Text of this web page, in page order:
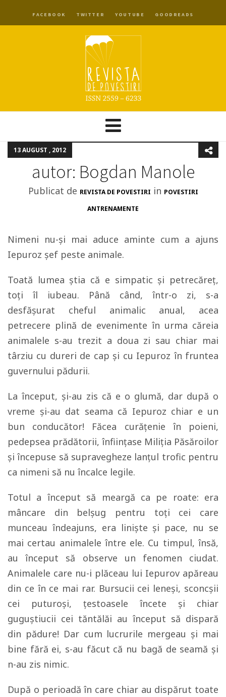
FACEBOOK TWITTER YOUTUBE GOODREADS
13 AUGUST , 2012
autor: Bogdan Manole
Publicat de REVISTA DE POVESTIRI in POVESTIRI
ANTRENAMENTE
Nimeni nu-și mai aduce aminte cum a ajuns
Iepuroz șef peste animale.
Toată lumea știa că e simpatic și petrecăreț,
toți îl iubeau. Până când, într-o zi, s-a
desfăşurat cheful animalic anual, acea
petrecere plină de evenimente în urma căreia
animalele s-au trezit a doua zi sau chiar mai
târziu cu dureri de cap și cu Iepuroz în fruntea
guvernului pădurii.
La început, și-au zis că e o glumă, dar după o
vreme și-au dat seama că Iepuroz chiar e un
bun conducător! Făcea curățenie în poieni,
pedepsea prădătorii, înființase Miliția Păsăroilor
și începuse să supravegheze lanțul trofic pentru
ca nimeni să nu încalce legile.
Totul a început să meargă ca pe roate: era
mâncare din belșug pentru toți cei care
munceau îndeajuns, era liniște și pace, nu se
mai certau animalele între ele. Cu timpul, însă,
au început să observe un fenomen ciudat.
Animalele care nu-i plăceau lui Iepurov apăreau
din ce în ce mai rar. Bursucii cei leneși, sconcșii
cei puturoși, țestoasele încete și chiar
guguștiucii cei tăntălăi au început să dispară
din pădure! Dar cum lucrurile mergeau și mai
bine fără ei, s-au făcut că nu bagă de seamă și
n-au zis nimic.
După o perioadă în care chiar au dispărut toate